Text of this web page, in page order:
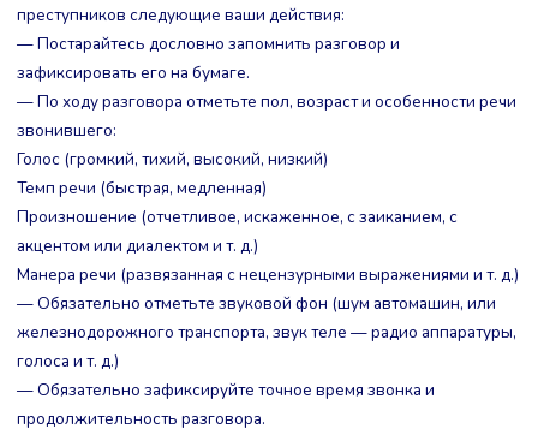
преступников следующие ваши действия:
— Постарайтесь дословно запомнить разговор и
зафиксировать его на бумаге.
— По ходу разговора отметьте пол, возраст и особенности речи
звонившего:
Голос (громкий, тихий, высокий, низкий)
Темп речи (быстрая, медленная)
Произношение (отчетливое, искаженное, с заиканием, с
акцентом или диалектом и т. д.)
Манера речи (развязанная с нецензурными выражениями и т. д.)
— Обязательно отметьте звуковой фон (шум автомашин, или
железнодорожного транспорта, звук теле — радио аппаратуры,
голоса и т. д.)
— Обязательно зафиксируйте точное время звонка и
продолжительность разговора.